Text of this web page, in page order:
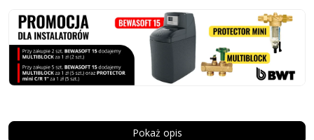
Pokaż opis